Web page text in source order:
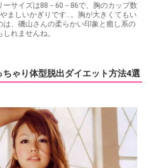
ーサイズは88－60－86で、胸のカップ数
ましいかぎりです…。胸が大きくてもい
は、磯山さんの柔らかい印象と癒し系の
れませんね。
ゃり体型脱出ダイエット方法4選